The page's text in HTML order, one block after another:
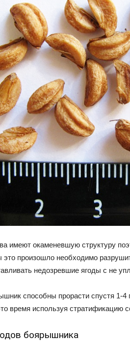
имеют окаменевшую структуру
это произошло необходимо
недозревшие ягоды с не
способны прорасти спустя 1-
время используя стратификацию
боярышника